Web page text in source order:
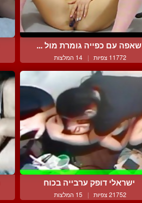
שאפה עם כפייה גומרת מול ...
11772 צפיות | 14 המלצות
ישראלי דופק ערבייה בכוח
21752 צפיות | 15 המלצות